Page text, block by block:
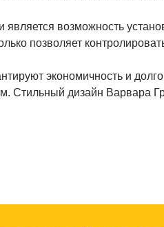
возможность
позволяет
экономичность и
Стильный дизайн Варвара